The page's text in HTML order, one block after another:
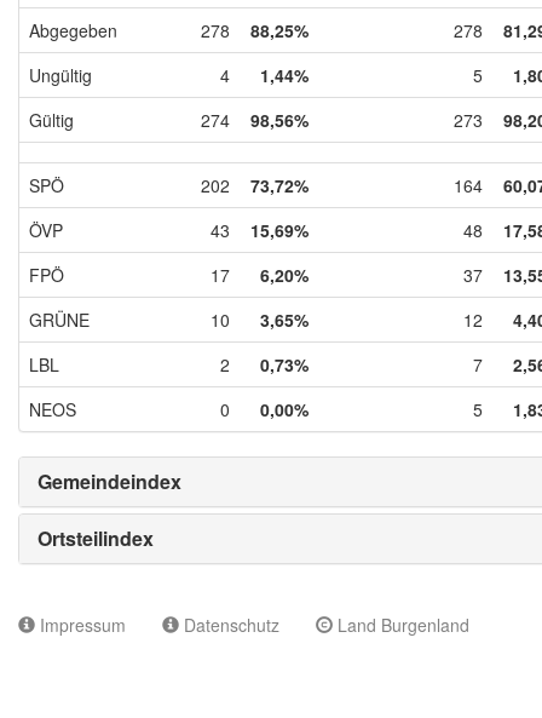
Abgegeben
278 88,25% 278
Ungültig
4 1,44% 5
Gültig
274 98,56% 273
SPÖ 202 73,72% 164
ÖVP
43 15,69% 48
FPÖ
17 6,20% 37
GRÜNE
10 3,65% 12
LBL
2 0,73% 7
NEOS
0 0,00% 5
Gemeindeindex
Ortsteilindex
Impressum Datenschutz Land Burgenland